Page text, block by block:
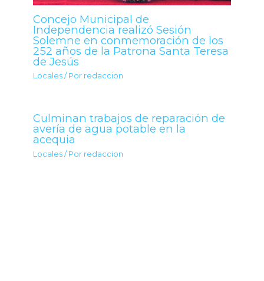
Concejo Municipal de
Independencia realizó Sesión
Solemne en conmemoración de los
252 años de la Patrona Santa Teresa
de Jesús
Locales / Por redaccion
Culminan trabajos de reparación de
avería de agua potable en la
acequia
Locales / Por redaccion